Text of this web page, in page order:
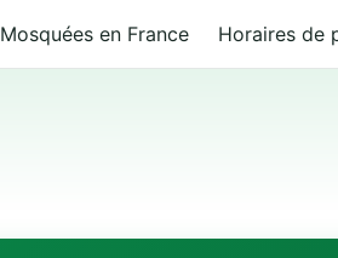
Mosquées en France Horaires de